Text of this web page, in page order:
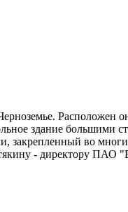
Расположен
здание
закрепленный во
- директору ПАО